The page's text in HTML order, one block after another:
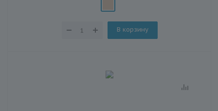
В корзину